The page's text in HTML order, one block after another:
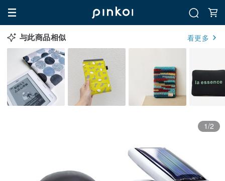
与此商品相似 看更多
1/2